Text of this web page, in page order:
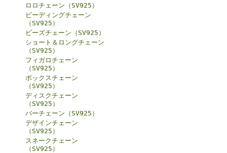
ロロチェーン（SV925）
ビーディングチェーン
（SV925）
ビーズチェーン（SV925）
ショート＆ロングチェーン
（SV925）
フィガロチェーン
（SV925）
ボックスチェーン
（SV925）
ディスクチェーン
（SV925）
バーチェーン（SV925）
デザインチェーン
（SV925）
スネークチェーン
（SV925）